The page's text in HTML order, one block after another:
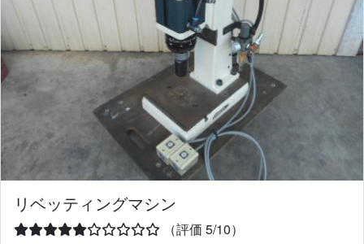
リベッティングマシン
（評価 5/10）